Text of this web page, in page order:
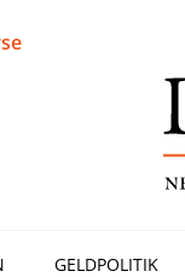
GELDPOLITIK